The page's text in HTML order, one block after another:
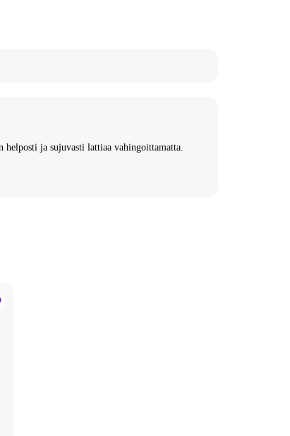
helposti ja sujuvasti lattiaa vahingoittamatta.